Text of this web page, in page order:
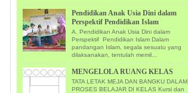
Pendidikan Anak Usia Dini dalam
Perspektif Pendidikan Islam
A. Pendidikan Anak Usia Dini dalam
Perspektif Pendidikan Islam Dalam
pandangan Islam, segala sesuatu yang
dilaksanakan, tentulah memil...
MENGELOLA RUANG KELAS
TATA LETAK MEJA DAN BANGKU DALAM
PROSES BELAJAR DI KELAS Kursi dan